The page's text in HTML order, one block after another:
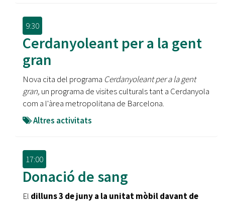
9:30
Cerdanyoleant per a la gent
gran
Nova cita del programa Cerdanyoleant per a la gent
gran, un programa de visites culturals tant a Cerdanyola
com a l'àrea metropolitana de Barcelona.
Altres activitats
17:00
Donació de sang
El dilluns 3 de juny a la unitat mòbil davant de